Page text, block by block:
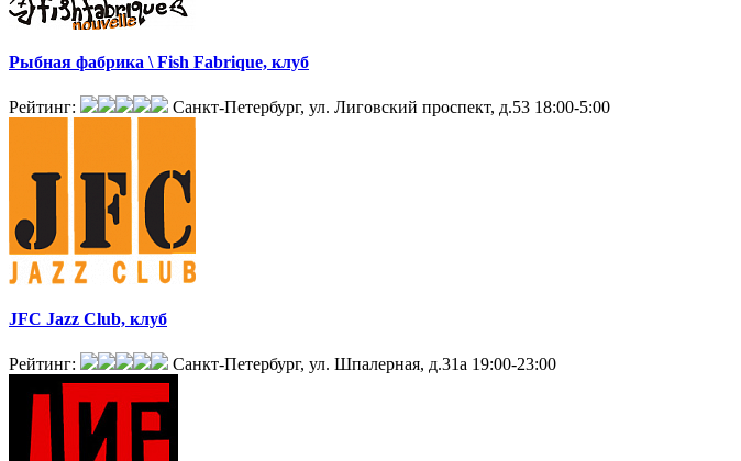
Рыбная фабрика \ Fish Fabrique, клуб
Рейтинг: Санкт-Петербург, ул. Лиговский проспект, д.53 18:00-5:00
JFC Jazz Club, клуб
Рейтинг: Санкт-Петербург, ул. Шпалерная, д.31а 19:00-23:00